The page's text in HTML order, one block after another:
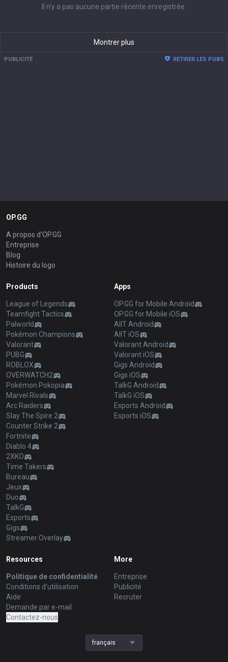
Il n’y a pas aucune partie récente enregistrée.
Montrer plus
PUBLICITÉ RETIRER LES PUBS
OP.GG
A propos d'OP.GG
Entreprise
Blog
Histoire du logo
Products
League of Legends
Teamfight Tactics
Palworld
Pokémon Champions
Valorant
PUBG
ROBLOX
OVERWATCH2
Pokémon Pokopia
Marvel Rivals
Arc Raiders
Slay The Spire 2
Counter Strike 2
Fortnite
Diablo 4
2XKO
Time Takers
Bureau
Jeux
Duo
TalkG
Esports
Gigs
Streamer Overlay
Apps
OP.GG for Mobile Android
OP.GG for Mobile iOS
AllT Android
AllT iOS
Valorant Android
Valorant iOS
Gigs Android
Gigs iOS
TalkG Android
TalkG iOS
Esports Android
Esports iOS
Resources
Politique de confidentialité
Conditions d'utilisation
Aide
Demande par e-mail
Contactez-nous
More
Entreprise
Publicité
Recruter
français